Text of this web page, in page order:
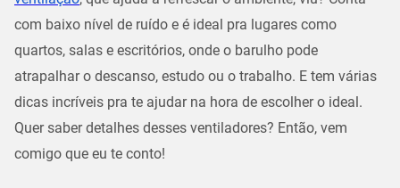
com baixo nível de ruído e é ideal pra lugares como
quartos, salas e escritórios, onde o barulho pode
atrapalhar o descanso, estudo ou o trabalho. E tem várias
dicas incríveis pra te ajudar na hora de escolher o ideal.
Quer saber detalhes desses ventiladores? Então, vem
comigo que eu te conto!